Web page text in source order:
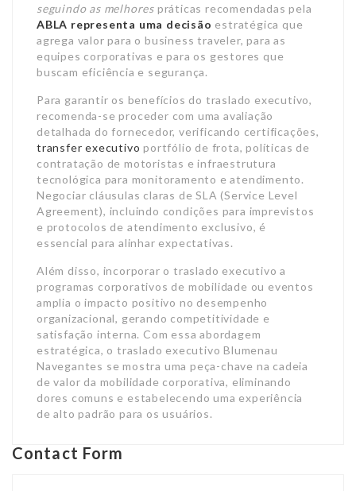
seguindo as melhores práticas recomendadas pela
ABLA representa uma decisão estratégica que
agrega valor para o business traveler, para as
equipes corporativas e para os gestores que
buscam eficiência e segurança.
Para garantir os benefícios do traslado executivo,
recomenda-se proceder com uma avaliação
detalhada do fornecedor, verificando certificações,
transfer executivo portfólio de frota, políticas de
contratação de motoristas e infraestrutura
tecnológica para monitoramento e atendimento.
Negociar cláusulas claras de SLA (Service Level
Agreement), incluindo condições para imprevistos
e protocolos de atendimento exclusivo, é
essencial para alinhar expectativas.
Além disso, incorporar o traslado executivo a
programas corporativos de mobilidade ou eventos
amplia o impacto positivo no desempenho
organizacional, gerando competitividade e
satisfação interna. Com essa abordagem
estratégica, o traslado executivo Blumenau
Navegantes se mostra uma peça-chave na cadeia
de valor da mobilidade corporativa, eliminando
dores comuns e estabelecendo uma experiência
de alto padrão para os usuários.
Contact Form